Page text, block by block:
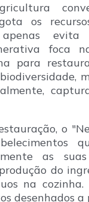
os
evita
foca
para
o
as
do
na
desenhados